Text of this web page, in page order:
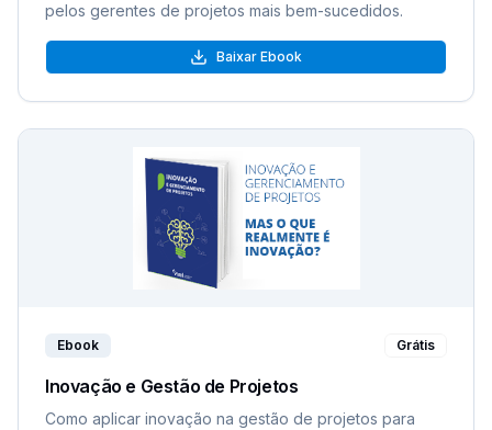
pelos gerentes de projetos mais bem-sucedidos.
Baixar Ebook
Ebook Grátis
Inovação e Gestão de Projetos
Como aplicar inovação na gestão de projetos para